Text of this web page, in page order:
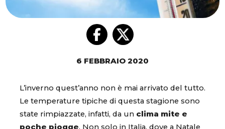
6 FEBBRAIO 2020
L’inverno quest’anno non è mai arrivato del tutto.
Le temperature tipiche di questa stagione sono
state rimpiazzate, infatti, da un clima mite e